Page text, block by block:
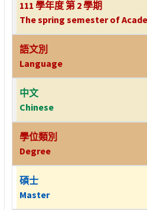
111 學年度 第 2 學期
The spring semester of
語文別
Language
中文
Chinese
學位類別
Degree
碩士
Master